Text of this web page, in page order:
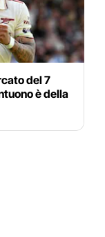
del 7
è della